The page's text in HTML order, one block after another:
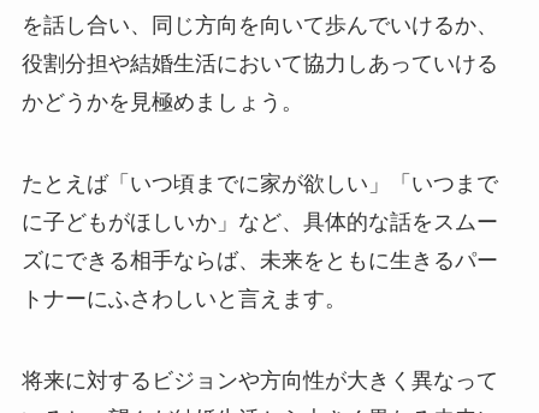
を話し合い、同じ方向を向いて歩んでいけるか、
役割分担や結婚生活において協力しあっていける
かどうかを見極めましょう。
たとえば「いつ頃までに家が欲しい」「いつまで
に子どもがほしいか」など、具体的な話をスムー
ズにできる相手ならば、未来をともに生きるパー
トナーにふさわしいと言えます。
将来に対するビジョンや方向性が大きく異なって